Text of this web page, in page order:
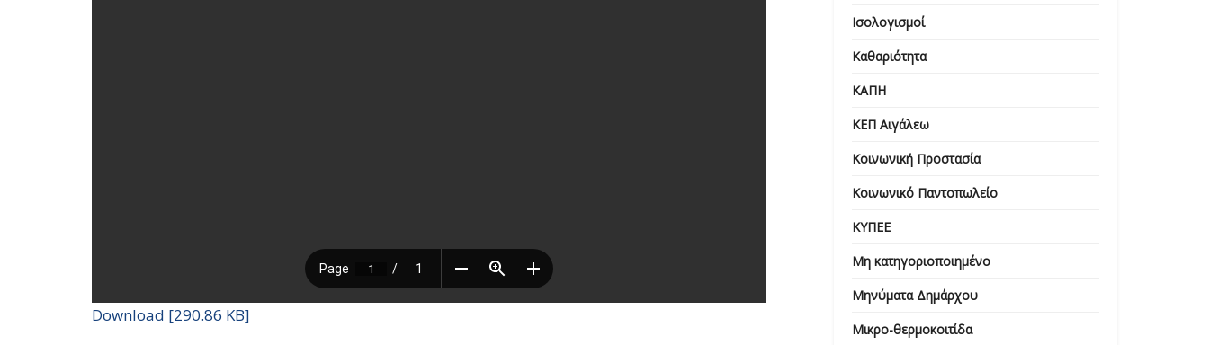
Download [290.86 KB]
Ισολογισμοί
Καθαριότητα
ΚΑΠΗ
ΚΕΠ Αιγάλεω
Κοινωνική Προστασία
Κοινωνικό Παντοπωλείο
ΚΥΠΕΕ
Μη κατηγοριοποιημένο
Μηνύματα Δημάρχου
Μικρο-θερμοκοιτίδα